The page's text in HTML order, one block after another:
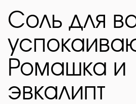
Соль для
Ромашка и
эвкалипт